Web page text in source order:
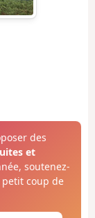
des
et
soutenez-
coup de